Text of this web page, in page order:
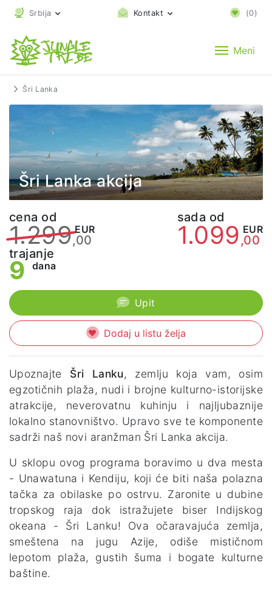
Srbija Kontakt (0)
Meni
Šri Lanka
Šri Lanka akcija
cena od
1.299 EUR
,00
sada od
1.099 EUR
,00
trajanje
9 dana
Upit
Dodaj u listu želja
Upoznajte Šri Lanku, zemlju koja vam, osim
egzotičnih plaža, nudi i brojne kulturno-istorijske
atrakcije, neverovatnu kuhinju i najljubaznije
lokalno stanovništvo. Upravo sve te komponente
sadrži naš novi aranžman Šri Lanka akcija.
U sklopu ovog programa boravimo u dva mesta
- Unawatuna i Kendiju, koji će biti naša polazna
tačka za obilaske po ostrvu. Zaronite u dubine
tropskog raja dok istražujete biser Indijskog
okeana - Šri Lanku! Ova očaravajuća zemlja,
smeštena na jugu Azije, odiše mističnom
lepotom plaža, gustih šuma i bogate kulturne
baštine.